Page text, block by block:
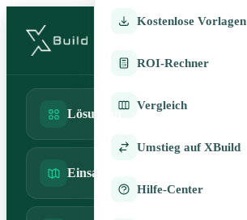
Kostenlose Vorlagen
ROI-Rechner
Vergleich
Umstieg auf XBuild
Hilfe-Center
Lösungen
Einsatzbereiche